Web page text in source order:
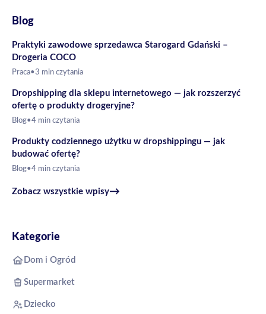
Blog
Praktyki zawodowe sprzedawca Starogard Gdański –
Drogeria COCO
Praca•3 min czytania
Dropshipping dla sklepu internetowego — jak rozszerzyć
ofertę o produkty drogeryjne?
Blog•4 min czytania
Produkty codziennego użytku w dropshippingu — jak
budować ofertę?
Blog•4 min czytania
Zobacz wszystkie wpisy→
Kategorie
Dom i Ogród
Supermarket
Dziecko